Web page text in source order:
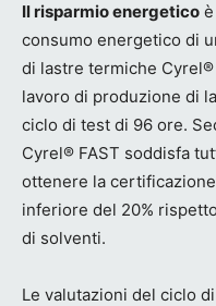
Il risparmio energetico
consumo energetico di
di lastre termiche
lavoro di produzione di
ciclo di test di 96 ore.
Cyrel® FAST soddisfa
ottenere la
inferiore del 20%
di solventi.
Le valutazioni del ciclo